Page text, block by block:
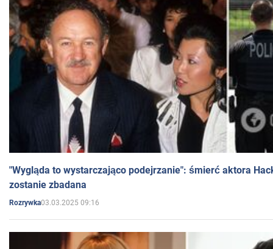
"Wygląda to wystarczająco podejrzanie": śmierć aktora
zostanie zbadana
Rozrywka03.03.2025 09:16